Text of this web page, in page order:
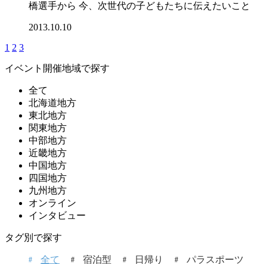
橋選手から 今、次世代の子どもたちに伝えたいこと
2013.10.10
1 2 3
イベント開催地域で探す
全て
北海道地方
東北地方
関東地方
中部地方
近畿地方
中国地方
四国地方
九州地方
オンライン
インタビュー
タグ別で探す
全て 宿泊型 日帰り
パラスポーツ